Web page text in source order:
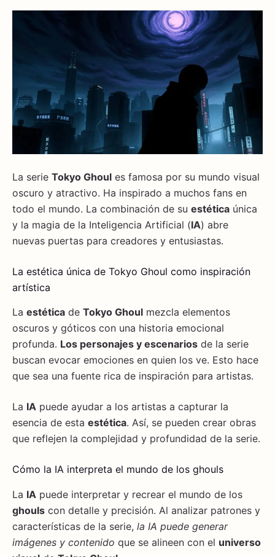
La serie Tokyo Ghoul es famosa por su mundo visual
oscuro y atractivo. Ha inspirado a muchos fans en
todo el mundo. La combinación de su estética única
y la magia de la Inteligencia Artificial (IA) abre
nuevas puertas para creadores y entusiastas.
La estética única de Tokyo Ghoul como inspiración
artística
La estética de Tokyo Ghoul mezcla elementos
oscuros y góticos con una historia emocional
profunda. Los personajes y escenarios de la serie
buscan evocar emociones en quien los ve. Esto hace
que sea una fuente rica de inspiración para artistas.
La IA puede ayudar a los artistas a capturar la
esencia de esta estética. Así, se pueden crear obras
que reflejen la complejidad y profundidad de la serie.
Cómo la IA interpreta el mundo de los ghouls
La IA puede interpretar y recrear el mundo de los
ghouls con detalle y precisión. Al analizar patrones y
características de la serie, la IA puede generar
imágenes y contenido que se alineen con el universo